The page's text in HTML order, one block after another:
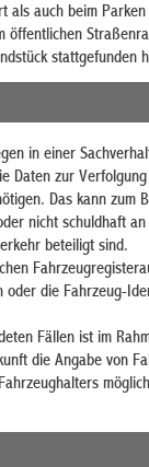
als auch beim
öffentlichen
stattgefunden
in einer
Daten zur
Das kann zum
nicht schuldhaft
beteiligt sind.
oder die Fahrzeug-
Fällen ist im
die Angabe von